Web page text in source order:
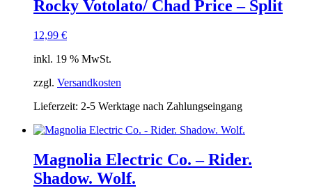
Rocky Votolato/ Chad Price – Split
12,99 €
inkl. 19 % MwSt.
zzgl. Versandkosten
Lieferzeit: 2-5 Werktage nach Zahlungseingang
Magnolia Electric Co. – Rider.
Shadow. Wolf.